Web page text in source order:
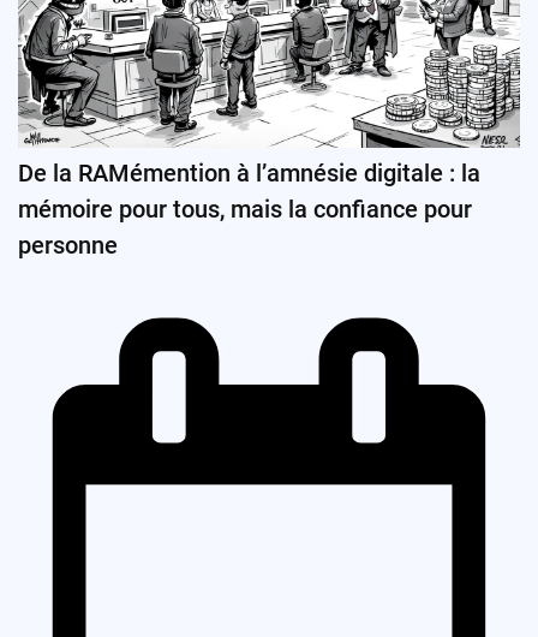
De la RAMémention à l’amnésie digitale : la
mémoire pour tous, mais la confiance pour
personne